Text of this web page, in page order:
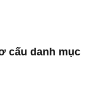
cấu danh mục